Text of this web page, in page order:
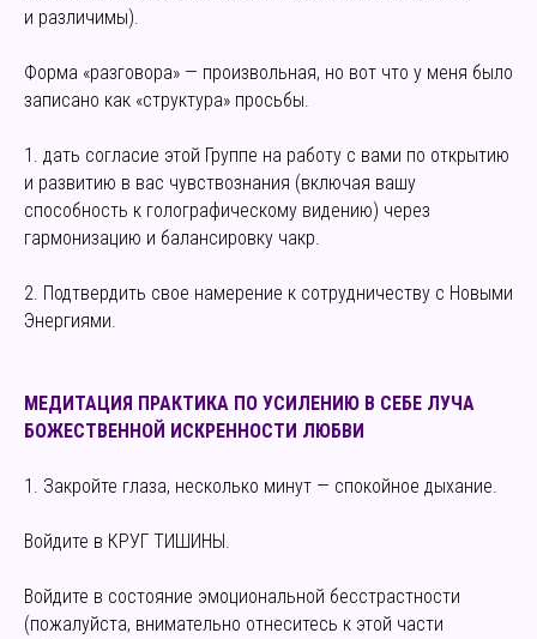
и различимы).
Форма «разговора» — произвольная, но вот что у меня было
записано как «структура» просьбы.
1. дать согласие этой Группе на работу с вами по открытию
и развитию в вас чувствознания (включая вашу
способность к голографическому видению) через
гармонизацию и балансировку чакр.
2. Подтвердить свое намерение к сотрудничеству с Новыми
Энергиями.
МЕДИТАЦИЯ ПРАКТИКА ПО УСИЛЕНИЮ В СЕБЕ ЛУЧА
БОЖЕСТВЕННОЙ ИСКРЕННОСТИ ЛЮБВИ
1. Закройте глаза, несколько минут — спокойное дыхание.
Войдите в КРУГ ТИШИНЫ.
Войдите в состояние эмоциональной бесстрастности
(пожалуйста, внимательно отнеситесь к этой части